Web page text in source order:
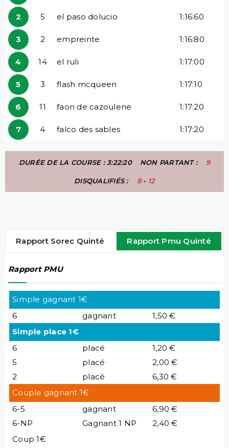
2 5 el paso dolucio 1:16:60
3 2 empreinte 1:16:80
4 14 el ruli 1:17:00
5 3 flash mcqueen 1:17:10
6 11 faon de cazoulene 1:17:20
7 4 falco des sables 1:17:20
DURÉE DE LA COURSE : 3:22:20 NON PARTANT : 9
DISQUALIFIÉS : 8- 12
Rapport Sorec Quinté Rapport Pmu Quinté
Rapport PMU
Simple gagnant 1€
6
gagnant
1,50 €
Simple place 1€
6
placé
1,20 €
5
placé
2,00 €
2
placé
6,30 €
Couple gagnant 1€
6-5
gagnant
6,90 €
6-NP
Gagnant 1 NP
2,40 €
Coup 1€